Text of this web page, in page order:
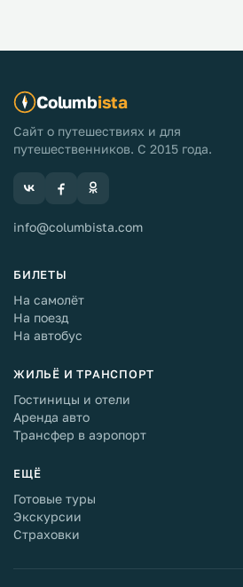
Columbista
Сайт о путешествиях и для
путешественников. С 2015 года.
info@columbista.com
БИЛЕТЫ
На самолёт
На поезд
На автобус
ЖИЛЬЁ И ТРАНСПОРТ
Гостиницы и отели
Аренда авто
Трансфер в аэропорт
ЕЩЁ
Готовые туры
Экскурсии
Страховки